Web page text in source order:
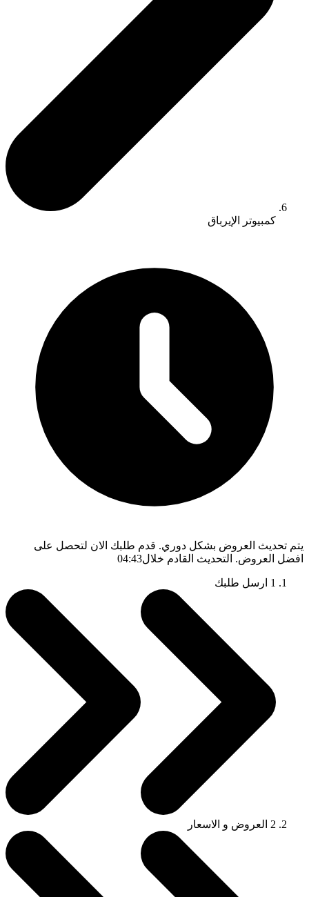
كمبيوتر الإيرباق
يتم تحديث العروض بشكل دوري. قدم طلبك الان لتحصل على
افضل العروض. التحديث القادم خلال04:42
1 ارسل طلبك
2 العروض و الاسعار